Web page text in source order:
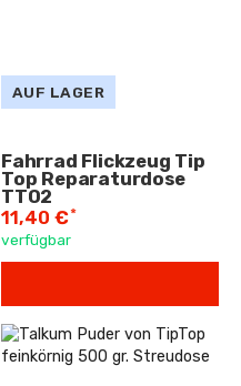
AUF LAGER
Fahrrad Flickzeug Tip
Top Reparaturdose
TT02
11,40 €*
verfügbar